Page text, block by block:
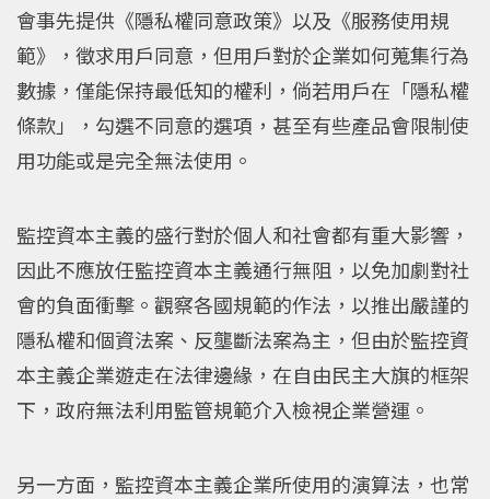
會事先提供《隱私權同意政策》以及《服務使用規
範》，徵求用戶同意，但用戶對於企業如何蒐集行為
數據，僅能保持最低知的權利，倘若用戶在「隱私權
條款」，勾選不同意的選項，甚至有些產品會限制使
用功能或是完全無法使用。
監控資本主義的盛行對於個人和社會都有重大影響，
因此不應放任監控資本主義通行無阻，以免加劇對社
會的負面衝擊。觀察各國規範的作法，以推出嚴謹的
隱私權和個資法案、反壟斷法案為主，但由於監控資
本主義企業遊走在法律邊緣，在自由民主大旗的框架
下，政府無法利用監管規範介入檢視企業營運。
另一方面，監控資本主義企業所使用的演算法，也常